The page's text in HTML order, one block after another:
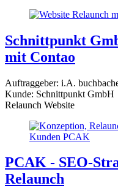
Schnittpunkt
mit Contao
Auftraggeber: i.A.
Kunde: Schnittpunkt GmbH
Relaunch Website
PCAK - SEO-
Relaunch